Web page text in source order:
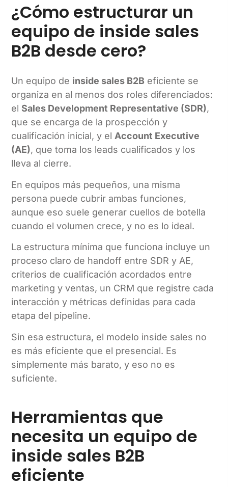
¿Cómo estructurar un
equipo de inside sales
B2B desde cero?
Un equipo de inside sales B2B eficiente se
organiza en al menos dos roles diferenciados:
elSales Development Representative (SDR),
que se encarga de la prospección y
cualificación inicial, y elAccount Executive
(AE), que toma los leads cualificados y los
lleva al cierre.
En equipos más pequeños, una misma
persona puede cubrir ambas funciones,
aunque eso suele generar cuellos de botella
cuando el volumen crece, y no es lo ideal.
La estructura mínima que funciona incluye un
proceso claro de handoff entre SDR y AE,
criterios de cualificación acordados entre
marketing y ventas, un CRM que registre cada
interacción y métricas definidas para cada
etapa del pipeline.
Sin esa estructura, el modelo inside sales no
es más eficiente que el presencial. Es
simplemente más barato, y eso no es
suficiente.
Herramientas que
necesita un equipo de
inside sales B2B
eficiente